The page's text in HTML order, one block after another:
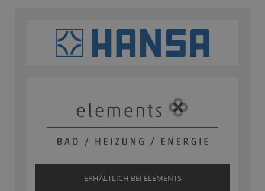
ERHÄLTLICH BEI ELEMENTS